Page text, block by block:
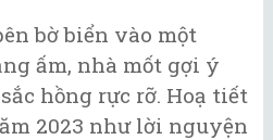
bờ biển vào một
ấm, nhà mốt gợi ý
hồng rực rỡ. Hoạ tiết
2023 như lời nguyện